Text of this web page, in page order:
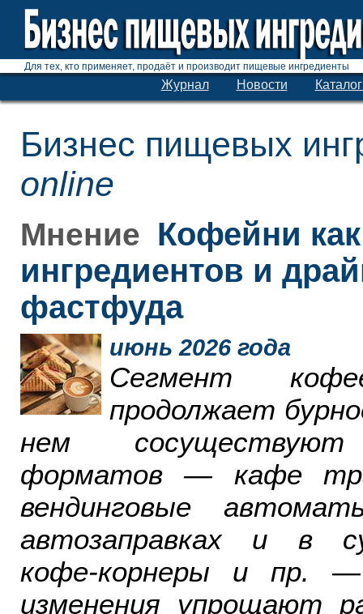
Для тех, кто применяет, продаёт и производит пищевые ингредиенты
Журнал Новости
Бизнес пищевых
online
Мнение Кофейни
ингредиентов и
фастфуда
июнь 2026 года
Сегмент
продолжает
нем
форматов — кафе
вендинговые
автозаправках и в
кофе-корнеры и пр.
изменения упрощают